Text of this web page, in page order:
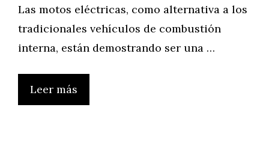
Las motos eléctricas, como alternativa a los
tradicionales vehículos de combustión
interna, están demostrando ser una …
Leer más